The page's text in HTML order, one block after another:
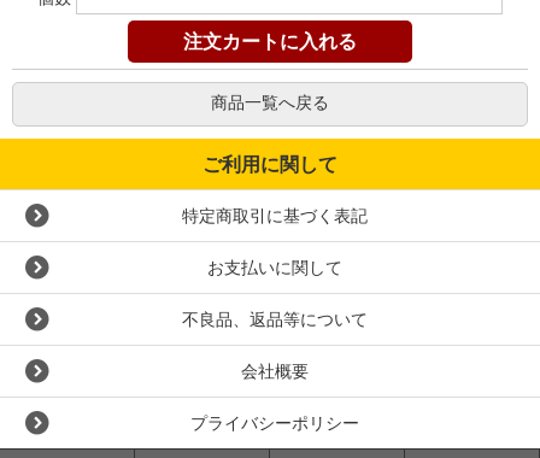
商品一覧へ戻る
ご利用に関して
特定商取引に基づく表記
お支払いに関して
不良品、返品等について
会社概要
プライバシーポリシー